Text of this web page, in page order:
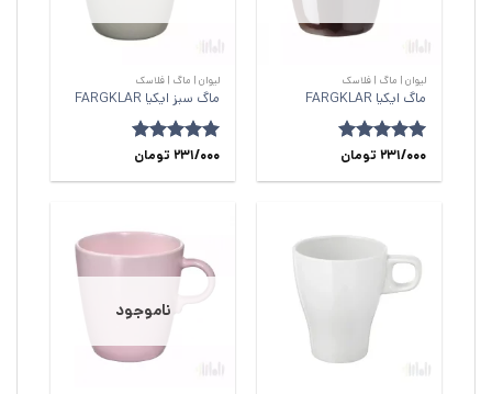
لیوان | ماگ | فلاسک
ماگ ایکیا FARGKLAR
امتیاز 5از
231/000 تومان
لیوان | ماگ | فلاسک
ماگ سبز ایکیا FARGKLAR
امتیاز 5از
231/000 تومان
ناموجود